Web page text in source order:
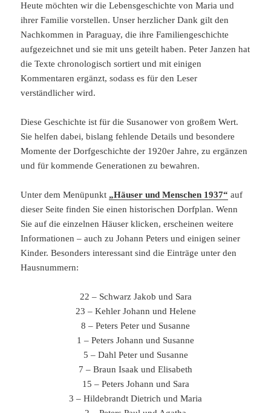
Heute möchten wir die Lebensgeschichte von Maria und
ihrer Familie vorstellen. Unser herzlicher Dank gilt den
Nachkommen in Paraguay, die ihre Familiengeschichte
aufgezeichnet und sie mit uns geteilt haben. Peter Janzen hat
die Texte chronologisch sortiert und mit einigen
Kommentaren ergänzt, sodass es für den Leser
verständlicher wird.
Diese Geschichte ist für die Susanower von großem Wert.
Sie helfen dabei, bislang fehlende Details und besondere
Momente der Dorfgeschichte der 1920er Jahre, zu ergänzen
und für kommende Generationen zu bewahren.
Unter dem Menüpunkt „Häuser und Menschen 1937“ auf
dieser Seite finden Sie einen historischen Dorfplan. Wenn
Sie auf die einzelnen Häuser klicken, erscheinen weitere
Informationen – auch zu Johann Peters und einigen seiner
Kinder. Besonders interessant sind die Einträge unter den
Hausnummern:
22 – Schwarz Jakob und Sara
23 – Kehler Johann und Helene
8 – Peters Peter und Susanne
1 – Peters Johann und Susanne
5 – Dahl Peter und Susanne
7 – Braun Isaak und Elisabeth
15 – Peters Johann und Sara
3 – Hildebrandt Dietrich und Maria